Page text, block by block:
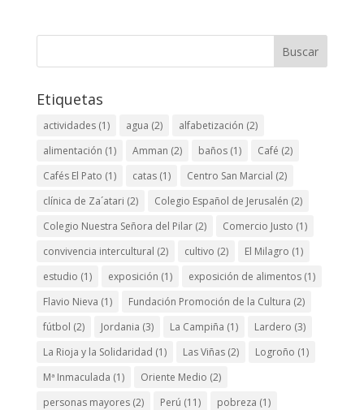
Buscar
Etiquetas
actividades(1) agua (2) alfabetización (2)
alimentación (1) Amman (2) baños(1) Café (2)
Cafés El Pato (1) catas(1) Centro San Marcial (2)
clínica de Za´atari (2) Colegio Español de Jerusalén (2)
Colegio Nuestra Señora del Pilar(2) Comercio Justo (1)
convivencia intercultural (2) cultivo (2) El Milagro (1)
estudio (1) exposición (1) exposición de alimentos(1)
Flavio Nieva (1) Fundación Promoción de la Cultura (2)
fútbol (2) Jordania (3) La Campiña (1) Lardero (3)
La Rioja y la Solidaridad (1) Las Viñas(2) Logroño (1)
Mª Inmaculada (1) Oriente Medio (2)
personas mayores(2) Perú (11) pobreza (1)